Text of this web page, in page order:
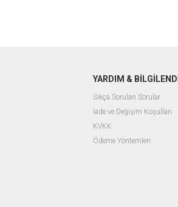
YARDIM &
Sıkça Sorulan Sorular
İade ve Değişim Koşulları
KVKK
Ödeme Yöntemleri